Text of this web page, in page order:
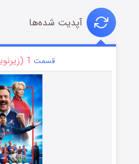
آپدیت شده‌ها
قسمت 1 (زیرنویس)